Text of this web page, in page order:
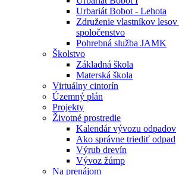
Urbariát Bobot - Lehota
Združenie vlastníkov
spoločenstvo
Pohrebná služba JAMK
Školstvo
Základná škola
Materská škola
Virtuálny cintorín
Územný plán
Projekty
Životné prostredie
Kalendár vývozu odpadov
Ako správne triediť odpad
Výrub drevín
Vývoz žúmp
Na prenájom